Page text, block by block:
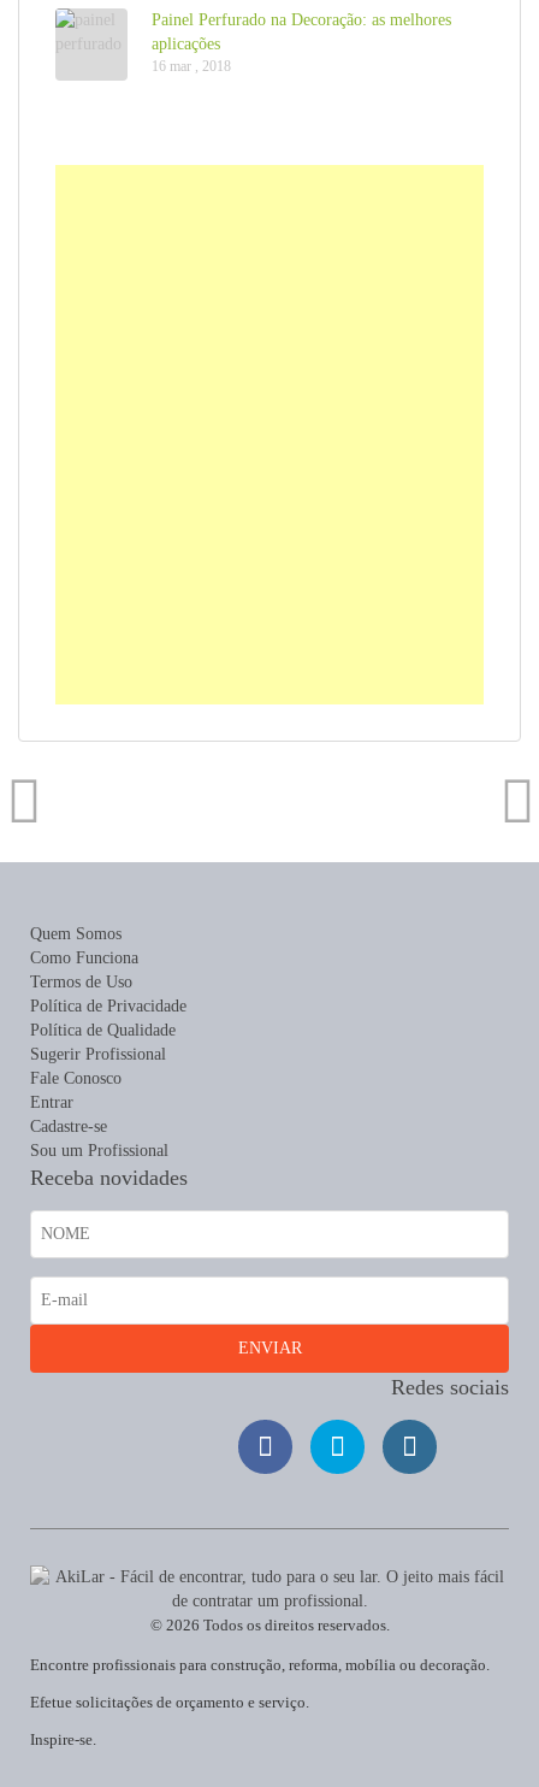
Painel Perfurado na Decoração: as melhores
aplicações
16 mar , 2018
Quem Somos
Como Funciona
Termos de Uso
Política de Privacidade
Política de Qualidade
Sugerir Profissional
Fale Conosco
Entrar
Cadastre-se
Sou um Profissional
Receba novidades
Redes sociais
Encontre profissionais para construção, reforma, mobília ou decoração.
Efetue solicitações de orçamento e serviço.
Inspire-se.
© 2026 Todos os direitos reservados.